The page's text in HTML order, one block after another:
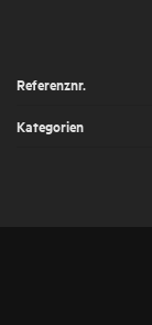
Referenznr.
Kategorien